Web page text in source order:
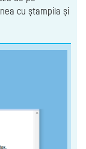
cu ștampila și